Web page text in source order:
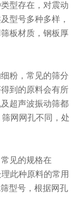
型存在，对震动
型号多种多样，
板材质，钢板厚
粉，常见的筛分
到的原料会有所
超声波振动筛都
网网孔不同，处
见的规格在
此种原料的常用
型号，根据网孔